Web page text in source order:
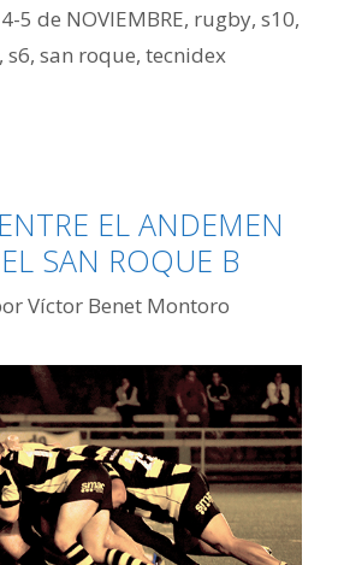
5 de NOVIEMBRE, rugby, s10,
, s6, san roque, tecnidex
EL ANDEMEN
SAN ROQUE B
Víctor Benet Montoro